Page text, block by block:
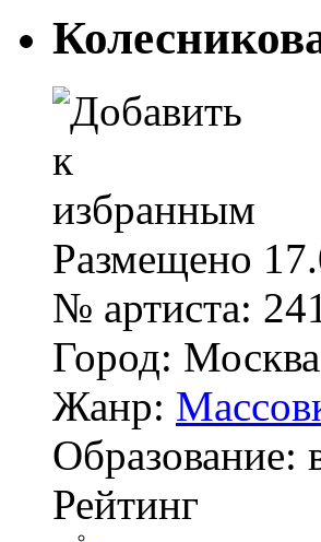
Размещено
№ артиста:
Город: Москва
Жанр:
Образование:
Рейтинг